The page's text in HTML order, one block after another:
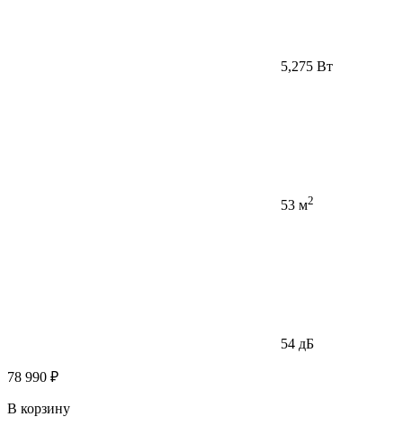
5,275 Вт
53 м2
54 дБ
78 990 ₽
В корзину